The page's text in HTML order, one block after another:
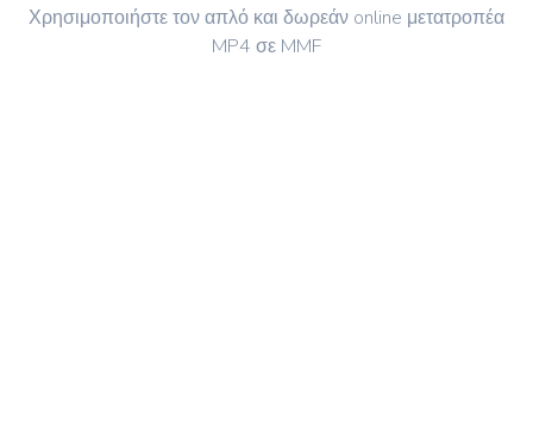
Χρησιμοποιήστε τον απλό και δωρεάν online μετατροπέα
MP4 σε MMF